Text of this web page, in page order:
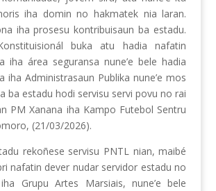
iha domin no hakmatek nia laran.
iha prosesu kontribuisaun ba estadu.
buka atu hadia nafatin
iha área seguransa nune’e bele hadia
iha Administrasaun Publika nune’e mos
ba estadu hodi servisu servi povu no rai
PM Xanana iha Kampo Futebol Sentru
(21/03/2026).
rekoñese servisu PNTL nian, maibé
nafatin dever nudar servidor estadu no
Grupu Artes Marsiais, nune’e bele